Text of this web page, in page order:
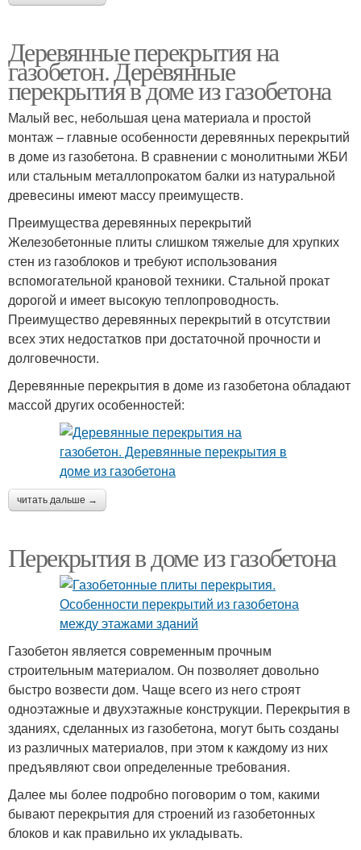
Деревянные перекрытия на
газобетон. Деревянные
перекрытия в доме из газобетона
Малый вес, небольшая цена материала и простой
монтаж – главные особенности деревянных перекрытий
в доме из газобетона. В сравнении с монолитными ЖБИ
или стальным металлопрокатом балки из натуральной
древесины имеют массу преимуществ.
Преимущества деревянных перекрытий
Железобетонные плиты слишком тяжелые для хрупких
стен из газоблоков и требуют использования
вспомогательной крановой техники. Стальной прокат
дорогой и имеет высокую теплопроводность.
Преимущество деревянных перекрытий в отсутствии
всех этих недостатков при достаточной прочности и
долговечности.
Деревянные перекрытия в доме из газобетона обладают
массой других особенностей:
читать дальше →
Перекрытия в доме из газобетона
Газобетон является современным прочным
строительным материалом. Он позволяет довольно
быстро возвести дом. Чаще всего из него строят
одноэтажные и двухэтажные конструкции. Перекрытия в
зданиях, сделанных из газобетона, могут быть созданы
из различных материалов, при этом к каждому из них
предъявляют свои определенные требования.
Далее мы более подробно поговорим о том, какими
бывают перекрытия для строений из газобетонных
блоков и как правильно их укладывать.